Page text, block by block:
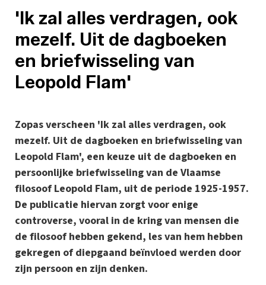
'Ik zal alles verdragen, ook
mezelf. Uit de dagboeken
en briefwisseling van
Leopold Flam'
Zopas verscheen 'Ik zal alles verdragen, ook
mezelf. Uit de dagboeken en briefwisseling van
Leopold Flam', een keuze uit de dagboeken en
persoonlijke briefwisseling van de Vlaamse
filosoof Leopold Flam, uit de periode 1925-1957.
De publicatie hiervan zorgt voor enige
controverse, vooral in de kring van mensen die
de filosoof hebben gekend, les van hem hebben
gekregen of diepgaand beïnvloed werden door
zijn persoon en zijn denken.